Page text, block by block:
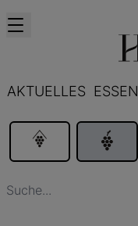
AKTUELLES ESSEN